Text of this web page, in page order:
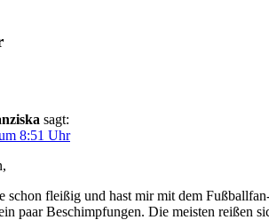
sagt:
8:51 Uhr
schon fleißig und hast mir mit dem
paar Beschimpfungen. Die meisten reißen